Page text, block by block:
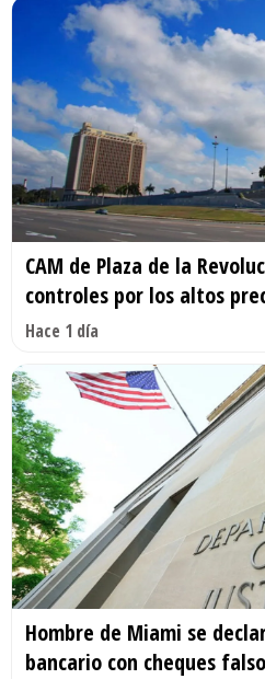
CAM de Plaza de la
controles por los altos
Hace 1 día
Hombre de Miami se
bancario con cheques